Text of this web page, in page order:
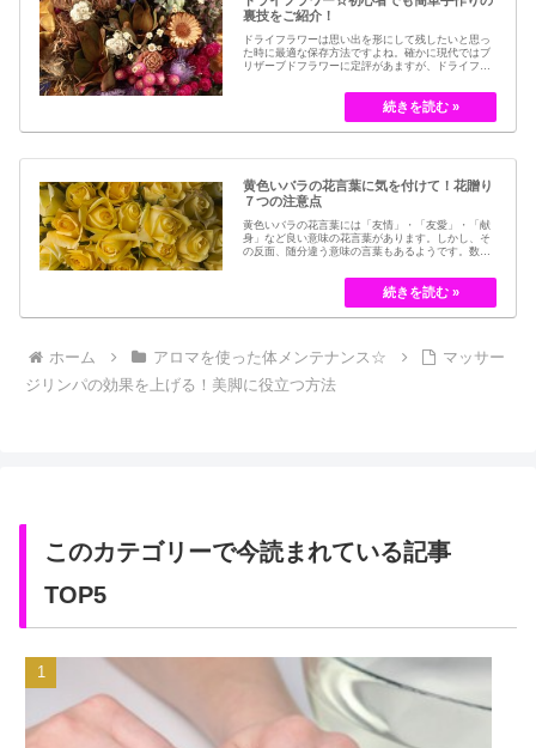
裏技をご紹介！
ドライフラワーは思い出を形にして残したいと思っ
た時に最適な保存方法ですよね。確かに現代ではブ
リザーブドフラワーに定評があますが、ドライフラ
とつです。結婚式のブーケなどに使われた花など、
今では押し花のサービスが有名ですが、昔はドライ
フラワーでも保存されてきました。30代以降の…
黄色いバラの花言葉に気を付けて！花贈り
７つの注意点
黄色いバラの花言葉には「友情」・「友愛」・「献
身」など良い意味の花言葉があります。しかし、そ
の反面、随分違う意味の言葉もあるようです。数多
ローズである「ハイブリット・ティー」の中には、
黄色のバラというのは、存在していませんでした。
しかし、フランスの園芸家ジョセフ・ペルネ＝デ…
ホーム アロマを使った体メンテナンス☆
マッサー
ジリンパの効果を上げる！美脚に役立つ方法
このカテゴリーで今読まれている記事
TOP5